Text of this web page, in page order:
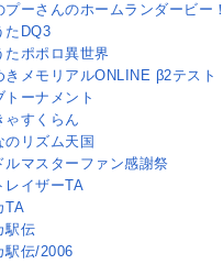
ーさんのホームランダービー！
たDQ3
たポポロ異世界
きメモリアルONLINE β2テスト
ーナメント
ゃすくらん
のリズム天国
ルマスターファン感謝祭
レイザーTA
TA
駅伝
駅伝/2006